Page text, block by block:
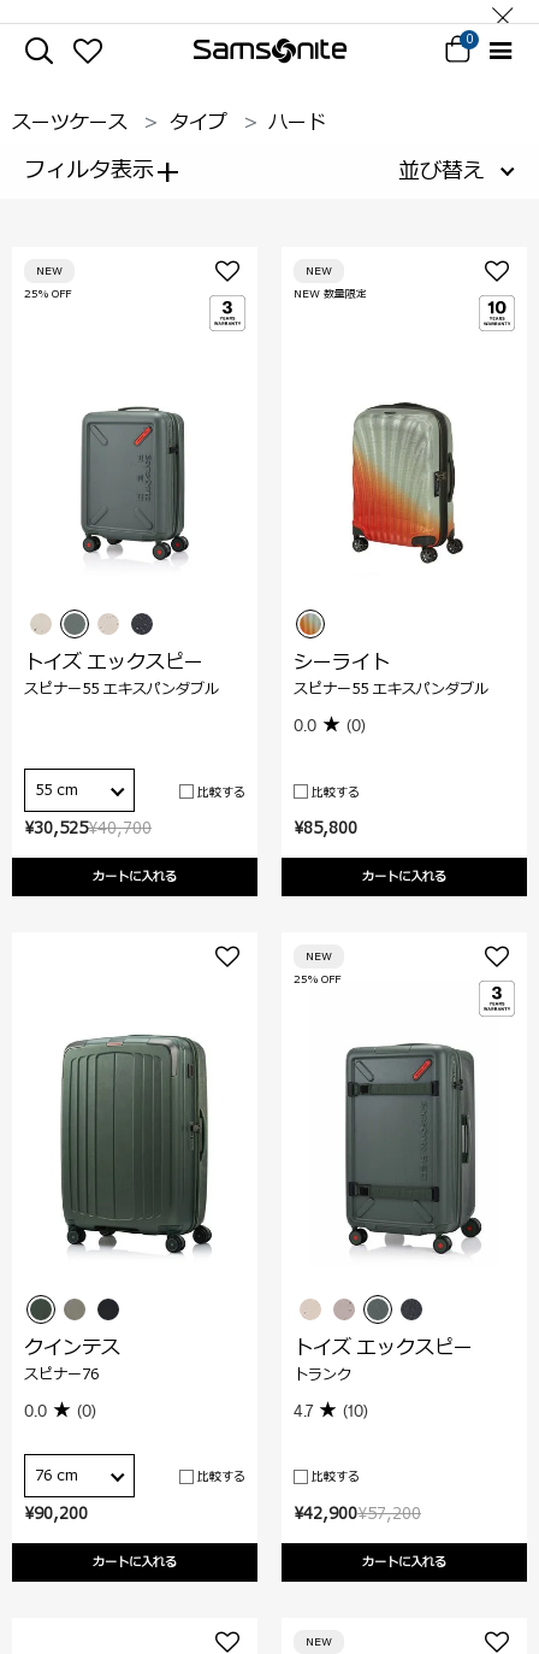
0
スーツケース タイプ ハード
フィルタ表示+ 並び替え
¥40,700
¥30,525
カートに入れる
25% OFF
NEW
トイズ エックスピー
スピナー55 エキスパンダブル
55 cm 比較する
¥85,800
カートに入れる
NEW 数量限定
NEW
シーライト
スピナー55 エキスパンダブル
0.0 (0)
比較する
¥90,200
カートに入れる
クインテス
スピナー76
0.0 (0)
76 cm 比較する
¥57,200
¥42,900
カートに入れる
25% OFF
NEW
トイズ エックスピー
トランク
4.7 (10)
比較する
NEW